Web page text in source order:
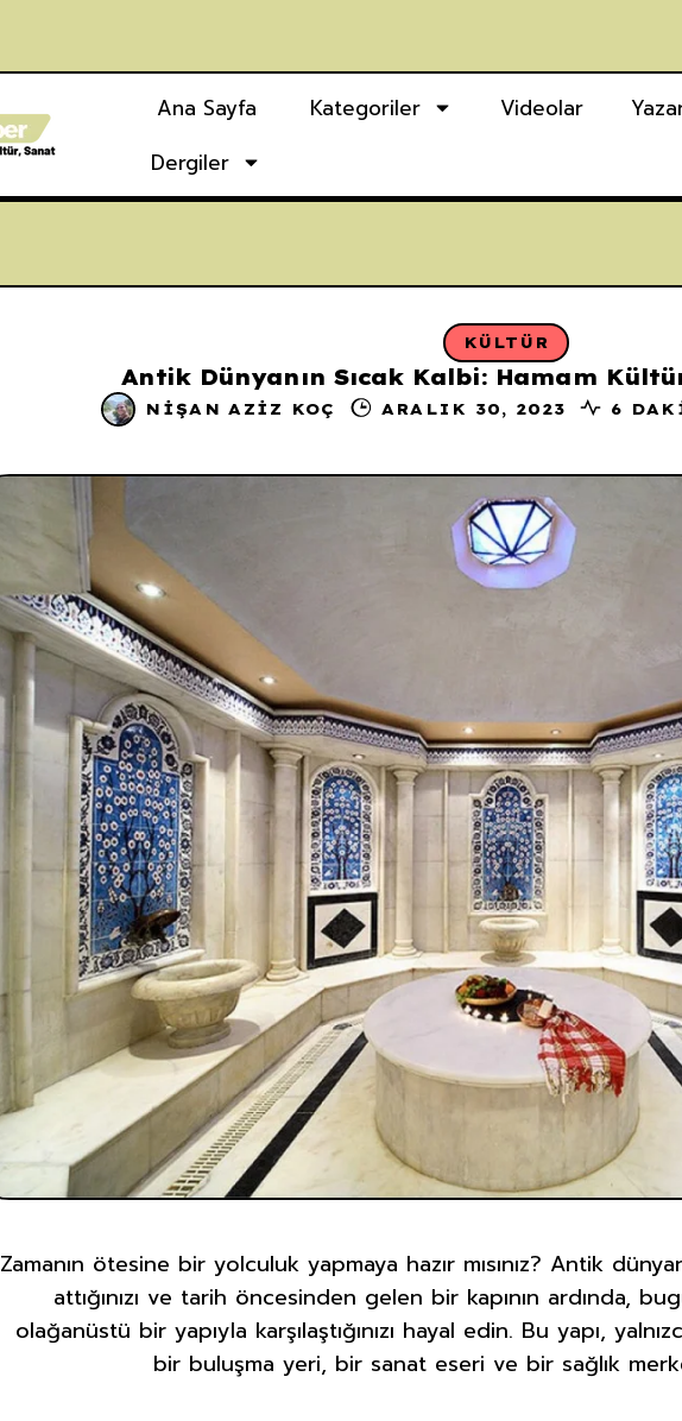
Ana Sayfa Kategoriler Videolar
Dergiler
KÜLTÜR
Antik Dünyanın Sıcak Kalbi: Hamam
NIŞAN AZIZ KOÇ ARALIK 30, 2023 6
Zamanın ötesine bir yolculuk yapmaya hazır mısınız? Antik
attığınızı ve tarih öncesinden gelen bir kapının ardında,
olağanüstü bir yapıyla karşılaştığınızı hayal edin. Bu yapı,
bir buluşma yeri, bir sanat eseri ve bir sağlık